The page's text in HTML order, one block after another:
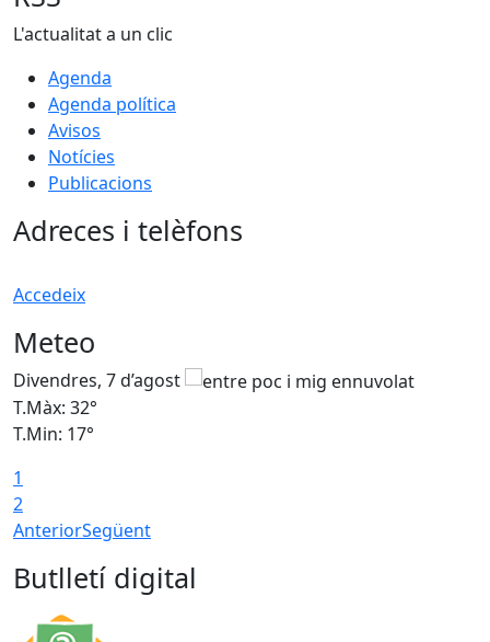
L'actualitat a un clic
Agenda
Agenda política
Avisos
Notícies
Publicacions
Adreces i telèfons
Accedeix
Meteo
Divendres, 7 d’agost
T.Màx: 32°
T.Min: 17°
1
2
AnteriorSegüent
Butlletí digital